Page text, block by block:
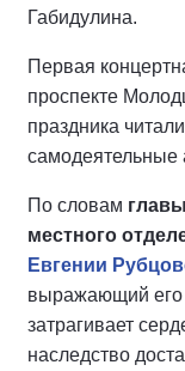
Габидулина.
Первая
проспекте
праздника
самодеятельные
По словам
местного
Евгении
выражающий его
затрагивает
наследство